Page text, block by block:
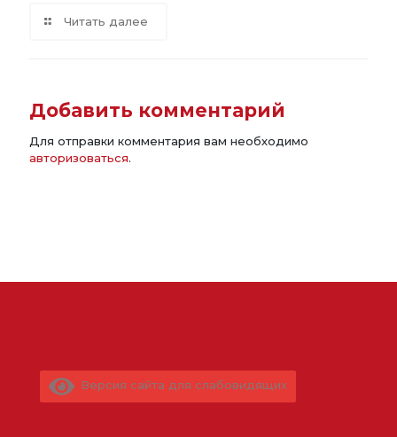
Читать далее
Добавить комментарий
Для отправки комментария вам необходимо
авторизоваться.
Версия сайта для слабовидящих